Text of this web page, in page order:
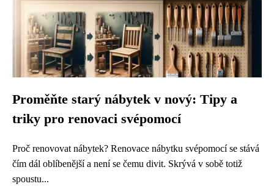
Proměňte starý nábytek v nový: Tipy a
triky pro renovaci svépomocí
Proč renovovat nábytek? Renovace nábytku svépomocí se stává
čím dál oblíbenější a není se čemu divit. Skrývá v sobě totiž
spoustu...